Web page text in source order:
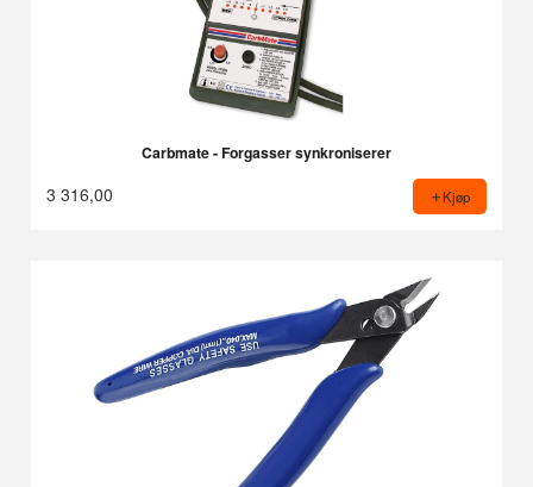
Carbmate - Forgasser synkroniserer
3 316,00 Kjøp